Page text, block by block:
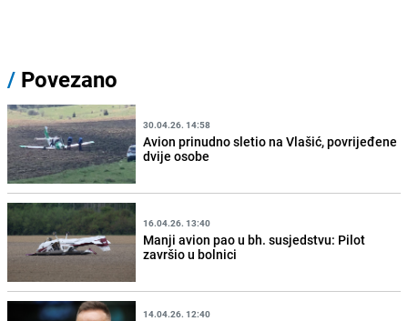
/ Povezano
30.04.26. 14:58
Avion prinudno sletio na Vlašić, povrijeđene
dvije osobe
16.04.26. 13:40
Manji avion pao u bh. susjedstvu: Pilot
završio u bolnici
14.04.26. 12:40